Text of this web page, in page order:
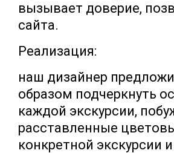
вызывает доверие,
сайта.
Реализация:
наш дизайнер
образом подчеркнуть
каждой экскурсии,
расставленные
конкретной экскурсии